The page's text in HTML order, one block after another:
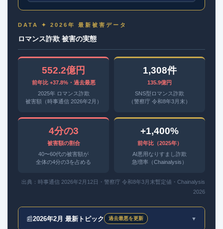
DATA ✦ 2026年 最新被害データ
ロマンス詐欺 被害の実態
552.2億円
前年比 +37.8%・過去最悪
2025年 ロマンス詐欺
被害額（時事通信 2026年2月）
1,308件
135.9億円
SNS型ロマンス詐欺
（警察庁 令和8年3月末）
4分の3
被害額の割合
40〜60代の被害額が
全体の4分の3を占める
+1,400%
前年比（2025年）
AI悪用なりすまし詐欺
急増率（Chainalysis）
出典：時事通信 2026年2月12日・警察庁 令和8年3月末暫定値・Chainalysis
2026
📰2026年2月 最新トピック 過去最悪を更新 ▼